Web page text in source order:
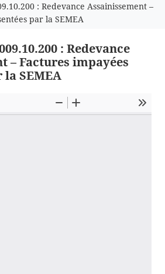
: Redevance Assainissement –
par la SEMEA
: Redevance
– Factures impayées
SEMEA